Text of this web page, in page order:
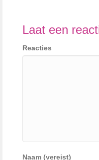
Laat een
Reacties
Naam (vereist)